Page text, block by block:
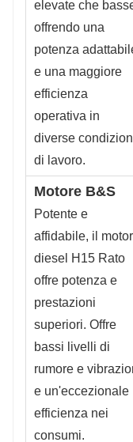
elevate che
offrendo una
potenza
e una maggiore
efficienza
operativa in
diverse
di lavoro.
Motore B&S
Potente e
affidabile, il
diesel H15 Rato
offre potenza e
prestazioni
superiori. Offre
bassi livelli di
rumore e
e un'eccezionale
efficienza nei
consumi.